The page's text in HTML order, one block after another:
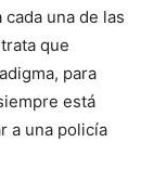
una de las
que
para
está
a una policía